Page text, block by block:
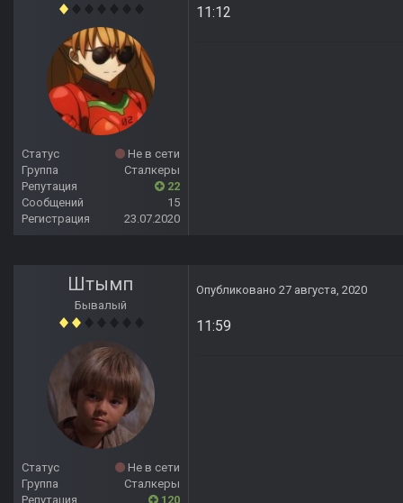
Статус
Не в сети
Группа
Сталкеры
Репутация
22
Сообщений
15
Регистрация
23.07.2020
11:12
Штымп
Бывалый
Статус
Не в сети
Группа
Сталкеры
Репутация
120
Опубликовано 27 августа, 2020
11:59